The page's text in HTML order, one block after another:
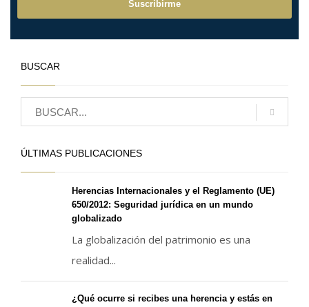
BUSCAR
ÚLTIMAS PUBLICACIONES
Herencias Internacionales y el Reglamento (UE)
650/2012: Seguridad jurídica en un mundo
globalizado
La globalización del patrimonio es una
realidad...
¿Qué ocurre si recibes una herencia y estás en